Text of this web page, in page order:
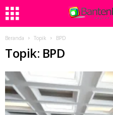
Beranda Topik BPD
Topik: BPD